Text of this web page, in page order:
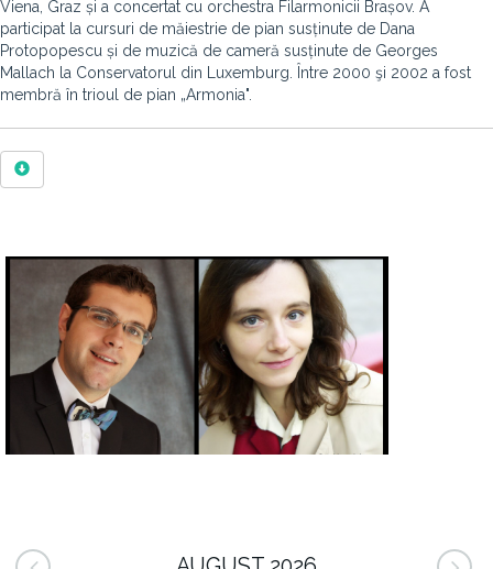
Viena, Graz și a concertat cu orchestra Filarmonicii Brașov. A
participat la cursuri de măiestrie de pian susținute de Dana
Protopopescu și de muzică de cameră susținute de Georges
Mallach la Conservatorul din Luxemburg. Între 2000 şi 2002 a fost
membră în trioul de pian „Armonia".